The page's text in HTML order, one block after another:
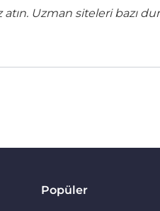
Uzman siteleri bazı
Popüler